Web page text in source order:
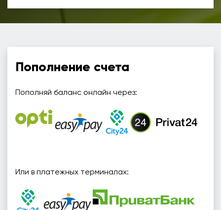
Пополнение счета
Пополняй баланс онлайн через:
Или в платежных терминалах: